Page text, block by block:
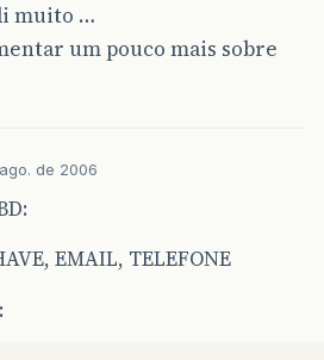
muito …
um pouco mais sobre
de 2006
EMAIL, TELEFONE